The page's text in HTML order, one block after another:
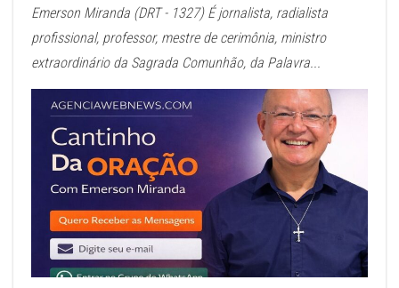
Emerson Miranda (DRT - 1327) É jornalista, radialista
profissional, professor, mestre de cerimônia, ministro
extraordinário da Sagrada Comunhão, da Palavra...